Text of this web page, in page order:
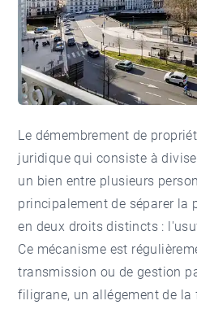
Le démembrement de
juridique qui consiste à
un bien entre plusieurs
principalement de séparer la
en deux droits distincts :
Ce mécanisme est
transmission ou de gestion
filigrane, un allégement de la